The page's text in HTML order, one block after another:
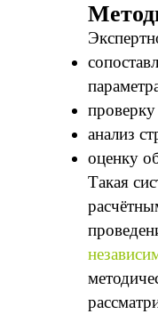
анализ
оценку
Такая